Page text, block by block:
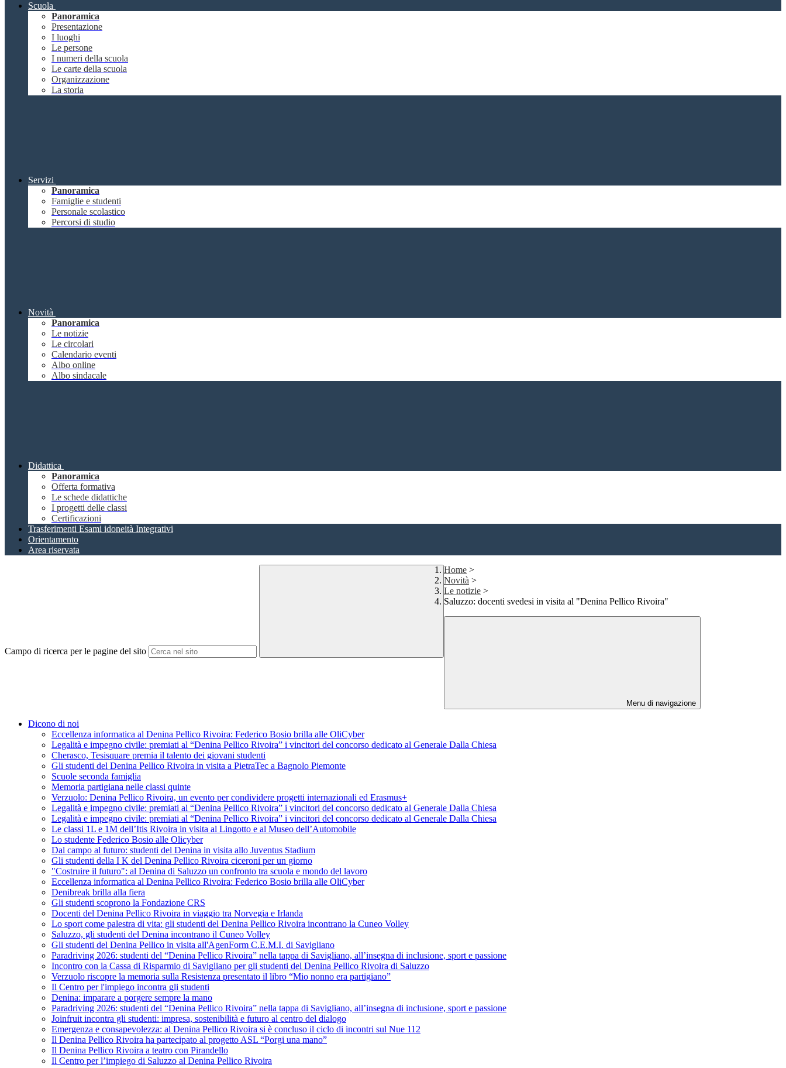
Scuola
Panoramica
Presentazione
I luoghi
Le persone
I numeri della scuola
Le carte della scuola
Organizzazione
La storia
Servizi
Panoramica
Famiglie e studenti
Personale scolastico
Percorsi di studio
Novità
Panoramica
Le notizie
Le circolari
Calendario eventi
Albo online
Albo sindacale
Didattica
Panoramica
Offerta formativa
Le schede didattiche
I progetti delle classi
Certificazioni
Trasferimenti Esami idoneità Integrativi
Orientamento
Area riservata
Campo di ricerca per le pagine del sito
Home >
Novità >
Le notizie >
Saluzzo: docenti svedesi in visita al "Denina Pellico Rivoira"
Menu di navigazione
Dicono di noi
Eccellenza informatica al Denina Pellico Rivoira: Federico Bosio brilla alle OliCyber
Legalità e impegno civile: premiati al “Denina Pellico Rivoira” i vincitori del concorso dedicato al Generale Dalla Chiesa
Cherasco, Tesisquare premia il talento dei giovani studenti
Gli studenti del Denina Pellico Rivoira in visita a PietraTec a Bagnolo Piemonte
Scuole seconda famiglia
Memoria partigiana nelle classi quinte
Verzuolo: Denina Pellico Rivoira, un evento per condividere progetti internazionali ed Erasmus+
Legalità e impegno civile: premiati al “Denina Pellico Rivoira” i vincitori del concorso dedicato al Generale Dalla Chiesa
Legalità e impegno civile: premiati al “Denina Pellico Rivoira” i vincitori del concorso dedicato al Generale Dalla Chiesa
Le classi 1L e 1M dell’Itis Rivoira in visita al Lingotto e al Museo dell’Automobile
Lo studente Federico Bosio alle Olicyber
Dal campo al futuro: studenti del Denina in visita allo Juventus Stadium
Gli studenti della I K del Denina Pellico Rivoira ciceroni per un giorno
"Costruire il futuro": al Denina di Saluzzo un confronto tra scuola e mondo del lavoro
Eccellenza informatica al Denina Pellico Rivoira: Federico Bosio brilla alle OliCyber
Denibreak brilla alla fiera
Gli studenti scoprono la Fondazione CRS
Docenti del Denina Pellico Rivoira in viaggio tra Norvegia e Irlanda
Lo sport come palestra di vita: gli studenti del Denina Pellico Rivoira incontrano la Cuneo Volley
Saluzzo, gli studenti del Denina incontrano il Cuneo Volley
Gli studenti del Denina Pellico in visita all'AgenForm C.E.M.I. di Savigliano
Paradriving 2026: studenti del “Denina Pellico Rivoira” nella tappa di Savigliano, all’insegna di inclusione, sport e passione
Incontro con la Cassa di Risparmio di Savigliano per gli studenti del Denina Pellico Rivoira di Saluzzo
Verzuolo riscopre la memoria sulla Resistenza presentato il libro “Mio nonno era partigiano”
Il Centro per l'impiego incontra gli studenti
Denina: imparare a porgere sempre la mano
Paradriving 2026: studenti del “Denina Pellico Rivoira” nella tappa di Savigliano, all’insegna di inclusione, sport e passione
Joinfruit incontra gli studenti: impresa, sostenibilità e futuro al centro del dialogo
Emergenza e consapevolezza: al Denina Pellico Rivoira si è concluso il ciclo di incontri sul Nue 112
Il Denina Pellico Rivoira ha partecipato al progetto ASL “Porgi una mano”
Il Denina Pellico Rivoira a teatro con Pirandello
Il Centro per l’impiego di Saluzzo al Denina Pellico Rivoira